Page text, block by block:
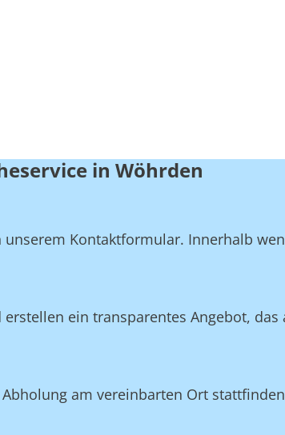
in Wöhrden
Kontaktformular. Innerhalb
ein transparentes Angebot,
am vereinbarten Ort